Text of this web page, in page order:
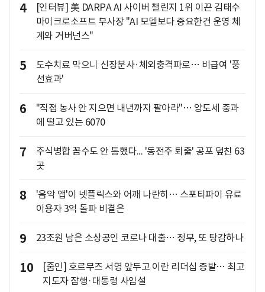
4
[인터뷰] 美 DARPA AI 사이버 챌린지 1위 이끈 김태수
마이크로소프트 부사장 "AI 모델보다 중요한건 운영 체
계와 거버넌스"
5
도수치료 막으니 신장분사·체외충격파로… 비급여 '풍
선효과'
6
"직접 농사 안 지으면 내년까지 팔아라"… 양도세 중과
에 떨고 있는 6070
7
주식병합 꼼수도 안 통했다... '동전주 퇴출' 공포 덮친 63
곳
8
'음악 앱'이 넷플릭스와 어깨 나란히… 스포티파이 유료
이용자 3억 돌파 비결은
9 23조원 남은 소상공인 코로나 대출… 정부, 또 탕감하나
10
[줌인] 호르무즈 서명 앞두고 이란 리더십 증발… 최고
지도자 잠행·대통령 사임설